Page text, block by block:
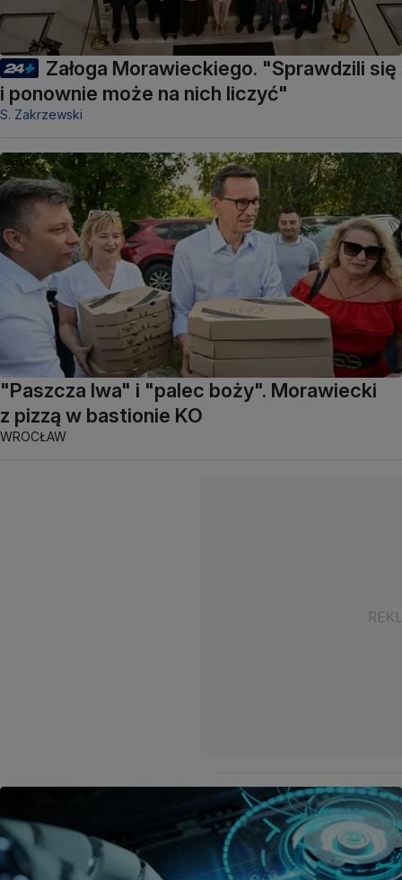
Załoga Morawieckiego. "Sprawdzili się
i ponownie może na nich liczyć"
S. Zakrzewski
"Paszcza lwa" i "palec boży". Morawiecki
z pizzą w bastionie KO
WROCŁAW